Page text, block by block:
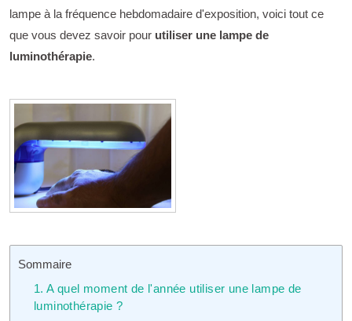
lampe à la fréquence hebdomadaire d'exposition, voici tout ce
que vous devez savoir pour utiliser une lampe de
luminothérapie.
Sommaire
1. A quel moment de l'année utiliser une lampe de
luminothérapie ?